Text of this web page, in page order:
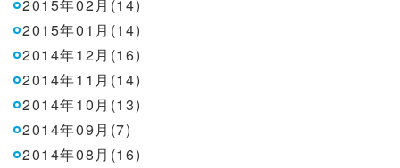
2015年02月(14)
2015年01月(14)
2014年12月(16)
2014年11月(14)
2014年10月(13)
2014年09月(7)
2014年08月(16)